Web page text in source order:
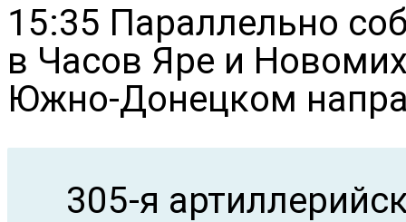
15:35 Параллельно
в Часов Яре и
Южно-Донецком
305-я